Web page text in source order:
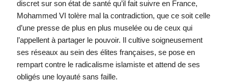
discret sur son état de santé qu’il fait suivre en France,
Mohammed VI tolère mal la contradiction, que ce soit celle
d’une presse de plus en plus muselée ou de ceux qui
l’appellent à partager le pouvoir. Il cultive soigneusement
ses réseaux au sein des élites françaises, se pose en
rempart contre le radicalisme islamiste et attend de ses
obligés une loyauté sans faille.